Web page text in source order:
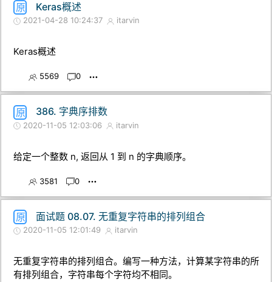
原 Keras概述
2021-04-28 10:24:37 itarvin
Keras概述
5569 0
原 386. 字典序排数
2020-11-05 12:03:06 itarvin
给定一个整数 n, 返回从 1 到 n 的字典顺序。
3581 0
原 面试题 08.07. 无重复字符串的排列组合
2020-11-05 12:01:49 itarvin
无重复字符串的排列组合。编写一种方法，计算某字符串的所
有排列组合，字符串每个字符均不相同。